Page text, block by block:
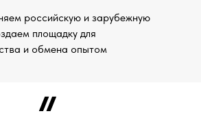
российскую и зарубежную
площадку для
и обмена опытом